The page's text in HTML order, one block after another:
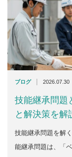
ブログ | 2026.07.30
技能継承問題
と解決策を解
技能継承問題を解
能継承問題は、「